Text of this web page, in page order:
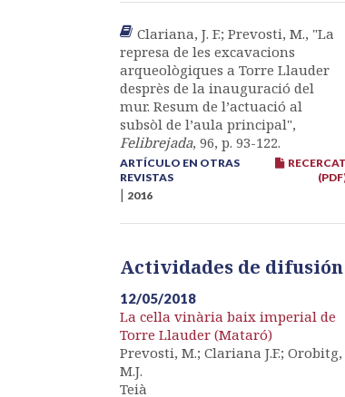
Clariana, J. F.; Prevosti, M., "La
represa de les excavacions
arqueològiques a Torre Llauder
desprès de la inauguració del
mur. Resum de l’actuació al
subsòl de l’aula principal",
Felibrejada, 96, p. 93-122.
RECERCAT
ARTÍCULO EN OTRAS
REVISTAS
| 2016
Actividades de difusión
12/05/2018
La cella vinària baix imperial de
Torre Llauder (Mataró)
Prevosti, M.; Clariana J.F.; Orobitg,
M.J.
Teià